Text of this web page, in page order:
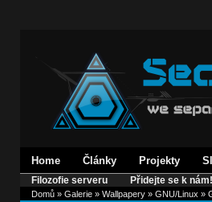
Home Články Projekty
Filozofie serveru Přidejte se k nám!
Domů» Galerie» Wallpapery» GNU/Linux »